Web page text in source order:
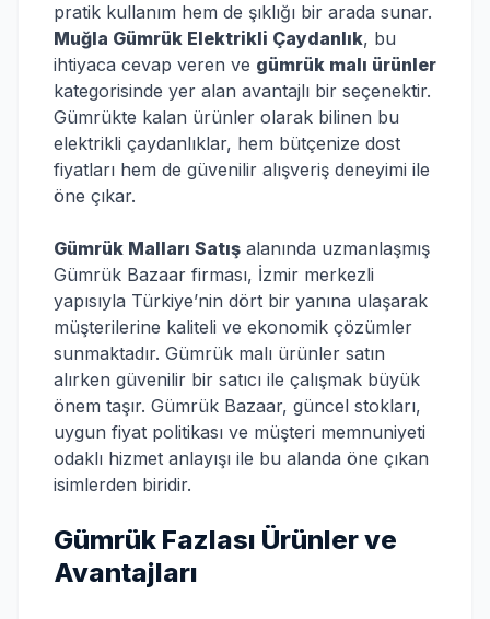
pratik kullanım hem de şıklığı bir arada sunar.
Muğla Gümrük Elektrikli Çaydanlık, bu
ihtiyaca cevap veren ve gümrük malı ürünler
kategorisinde yer alan avantajlı bir seçenektir.
Gümrükte kalan ürünler olarak bilinen bu
elektrikli çaydanlıklar, hem bütçenize dost
fiyatları hem de güvenilir alışveriş deneyimi ile
öne çıkar.
Gümrük Malları Satış alanında uzmanlaşmış
Gümrük Bazaar firması, İzmir merkezli
yapısıyla Türkiye’nin dört bir yanına ulaşarak
müşterilerine kaliteli ve ekonomik çözümler
sunmaktadır. Gümrük malı ürünler satın
alırken güvenilir bir satıcı ile çalışmak büyük
önem taşır. Gümrük Bazaar, güncel stokları,
uygun fiyat politikası ve müşteri memnuniyeti
odaklı hizmet anlayışı ile bu alanda öne çıkan
isimlerden biridir.
Gümrük Fazlası Ürünler ve
Avantajları